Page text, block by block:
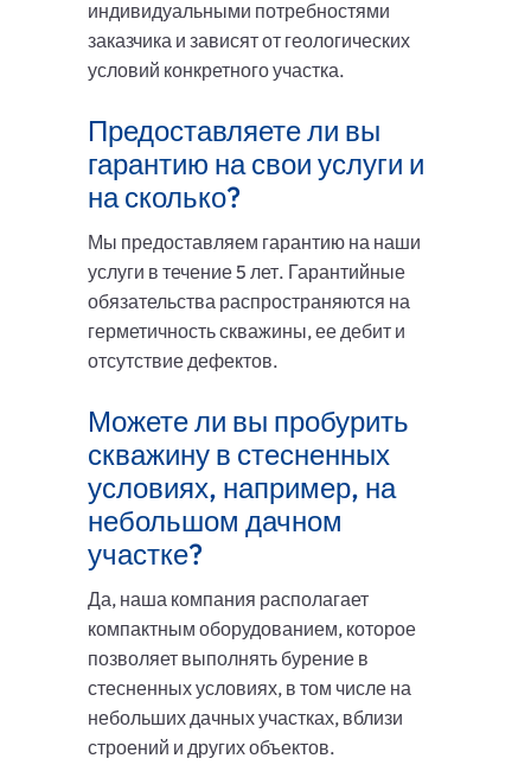
индивидуальными потребностями
заказчика и зависят от геологических
условий конкретного участка.
Предоставляете ли вы
гарантию на свои услуги и
на сколько?
Мы предоставляем гарантию на наши
услуги в течение 5 лет. Гарантийные
обязательства распространяются на
герметичность скважины, ее дебит и
отсутствие дефектов.
Можете ли вы пробурить
скважину в стесненных
условиях, например, на
небольшом дачном
участке?
Да, наша компания располагает
компактным оборудованием, которое
позволяет выполнять бурение в
стесненных условиях, в том числе на
небольших дачных участках, вблизи
строений и других объектов.